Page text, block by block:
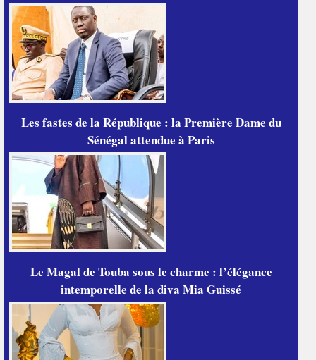
Les fastes de la République : la Première Dame du
Sénégal attendue à Paris
Le Magal de Touba sous le charme : l’élégance
intemporelle de la diva Mia Guissé